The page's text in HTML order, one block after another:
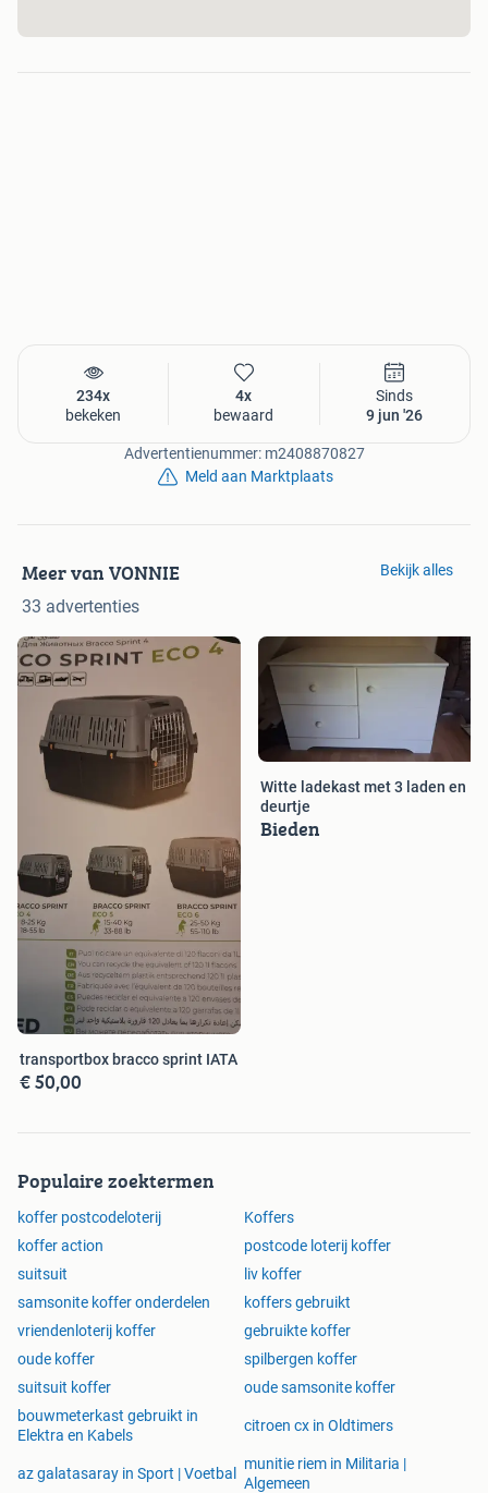
234x
bekeken
4x
bewaard
Sinds
9 jun '26
Advertentienummer: m2408870827
Meld aan Marktplaats
Meer van VONNIE
33 advertenties
Bekijk alles
transportbox bracco sprint IATA
€ 50,00
Witte ladekast met 3 laden en 1
deurtje
Bieden
Populaire zoektermen
koffer postcodeloterij
Koffers
koffer action
postcode loterij koffer
suitsuit
liv koffer
samsonite koffer onderdelen
koffers gebruikt
vriendenloterij koffer
gebruikte koffer
oude koffer
spilbergen koffer
suitsuit koffer
oude samsonite koffer
bouwmeterkast gebruikt in
Elektra en Kabels
citroen cx in Oldtimers
az galatasaray in Sport | Voetbal
munitie riem in Militaria |
Algemeen